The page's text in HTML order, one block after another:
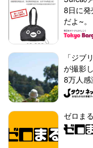
8日に
だよ~。
「ジブ
が撮影
8万人感
ゼロまる